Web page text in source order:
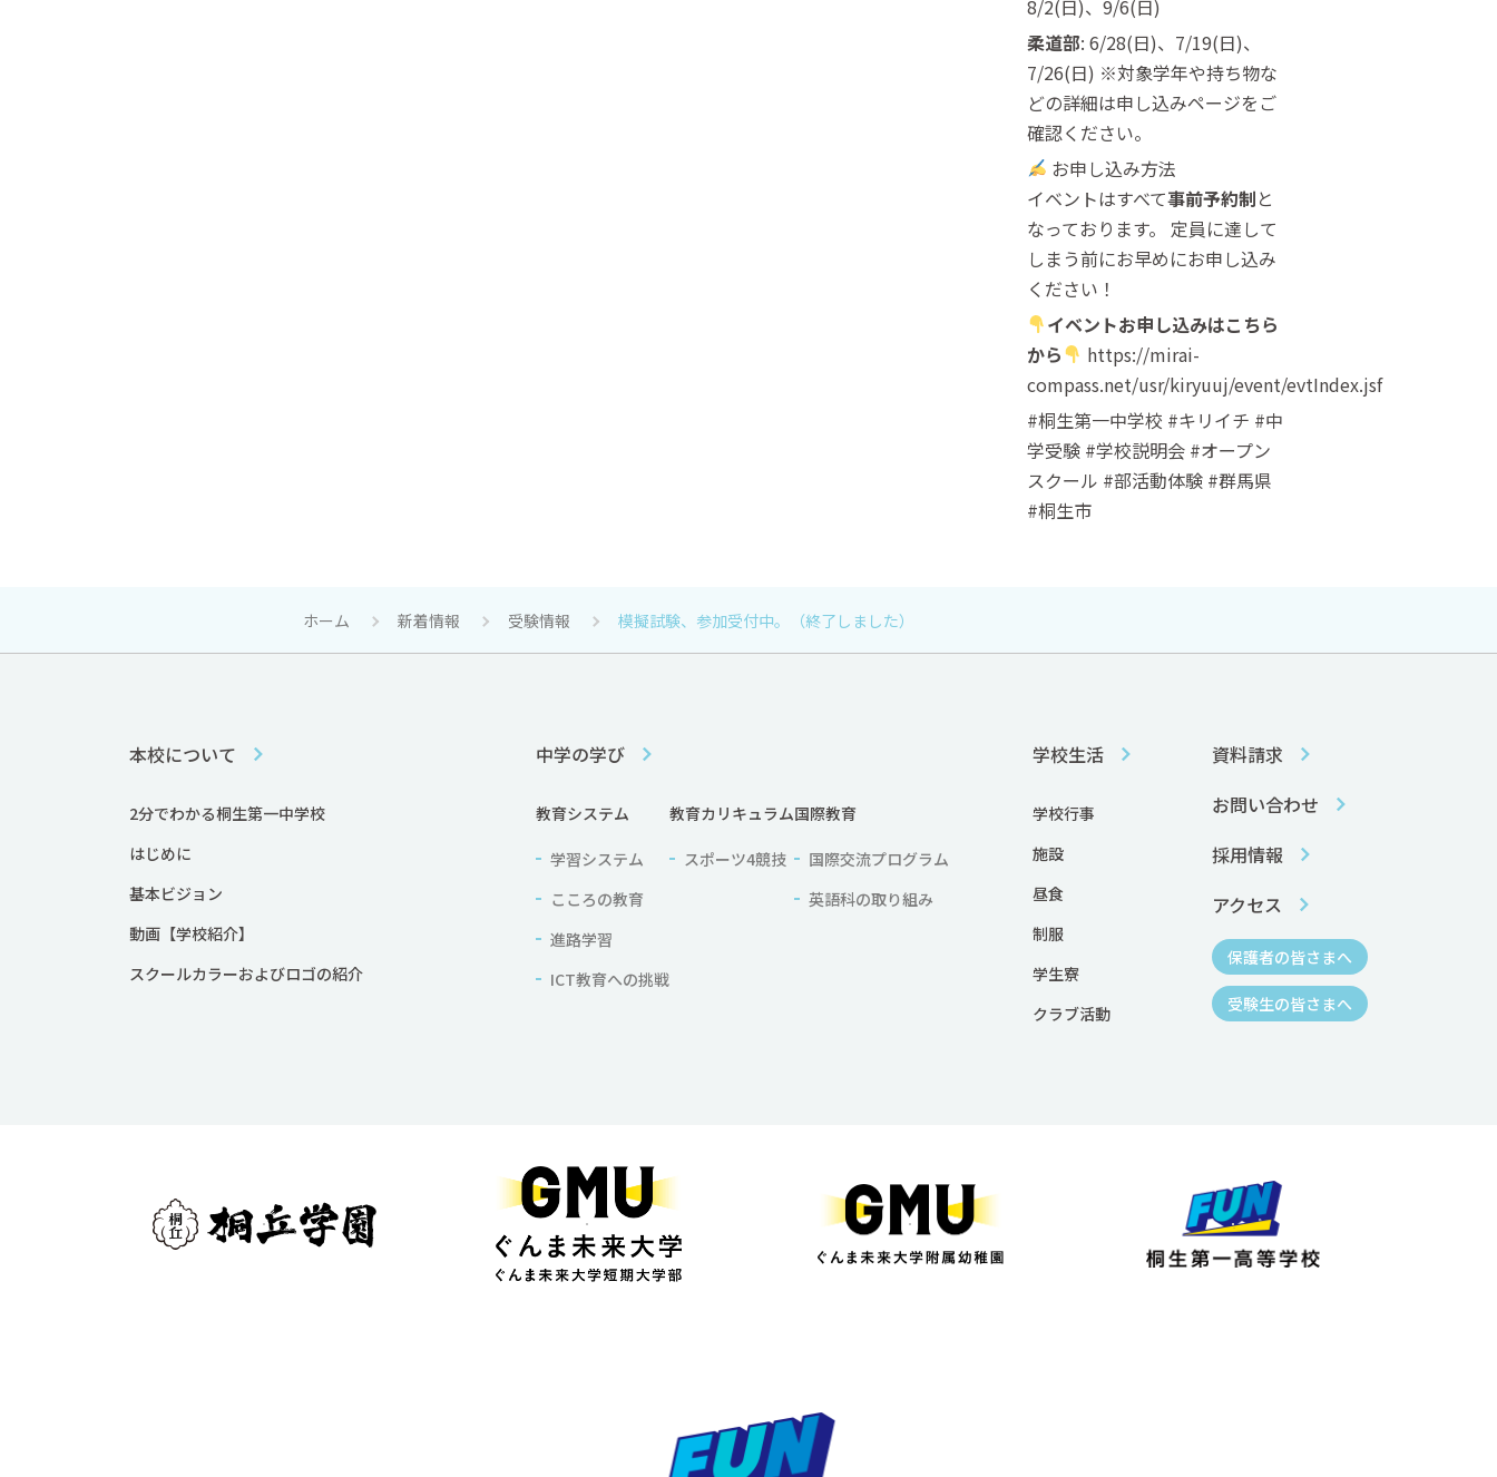
8/2(日)、9/6(日)
柔道部: 6/28(日)、7/19(日)、
7/26(日) ※対象学年や持ち物な
どの詳細は申し込みページをご
確認ください。
お申し込み方法
イベントはすべて事前予約制と
なっております。 定員に達して
しまう前にお早めにお申し込み
ください！
イベントお申し込みはこちら
から
https://mirai-
compass.net/usr/kiryuuj/event/evtIndex.jsf
#桐生第一中学校 #キリイチ #中
学受験 #学校説明会 #オープン
スクール #部活動体験 #群馬県
#桐生市
ホーム 新着情報 受験情報 模擬試験、参加受付中。（終了しました）
本校について
2分でわかる桐生第一中学校
はじめに
基本ビジョン
動画【学校紹介】
スクールカラーおよびロゴの紹介
中学の学び
教育システム
学習システム
こころの教育
進路学習
ICT教育への挑戦
教育カリキュラム
スポーツ4競技
国際教育
国際交流プログラム
英語科の取り組み
学校生活
学校行事
施設
昼食
制服
学生寮
クラブ活動
資料請求
お問い合わせ
採用情報
アクセス
保護者の皆さまへ
受験生の皆さまへ